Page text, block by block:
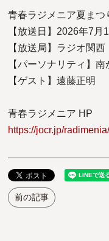
青春ラジメニア夏まつ
【放送日】2026年7
【放送局】ラジオ関西
【パーソナリティ】
【ゲスト】遠藤正明
青春ラジメニア HP
https://jocr.jp/radimenia/
前の記事